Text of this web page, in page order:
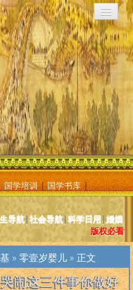
国学培训|国学书库|
用的地方，新国学理论及其核心
部分和自然科学部分对于大多数
新国学应用网则将复杂的原理和
常使用的内容方法。主要分为人
常识。现在，新国学理论已经
学的系统性理论，来吧，每个人
导航|社会导航|科学日用 |婚姻
版权必看
» 零壹岁婴儿 » 正文
闹这三件事你做好